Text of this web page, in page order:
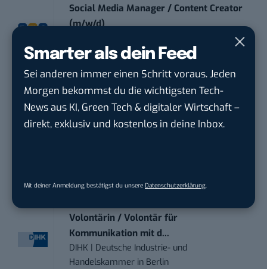
Smarter als dein Feed
Sei anderen immer einen Schritt voraus. Jeden
Morgen bekommst du die wichtigsten Tech-
News aus KI, Green Tech & digitaler Wirtschaft –
direkt, exklusiv und kostenlos in deine Inbox.
Mit deiner Anmeldung bestätigst du unsere Datenschutzerklärung.
Social Media Manager / Content Creator
(m/w/d)
Compa...inRastede
Mitarbeiter (m/w/d) Customer
Engagement / Soc...
BBBank eG in
Berlin, Frankfurt am Main,
Bosch GruppeinReutlingen
Volontärin / Volontär für
Kommunikation mit d...
DIHK | Deutsche Industrie- und
Handelskammer in Berlin